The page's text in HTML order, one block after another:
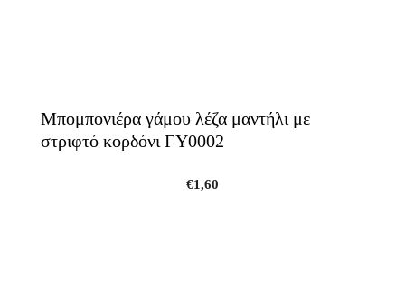
Μπομπονιέρα γάμου λέζα μαντήλι με
στριφτό κορδόνι ΓΥ0002
€1,60